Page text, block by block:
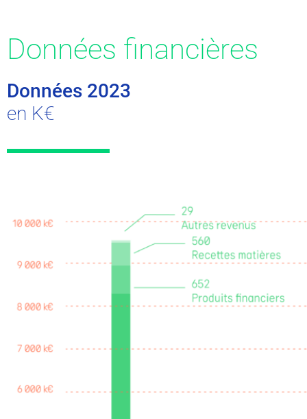
Données financières
Données 2023
en K€